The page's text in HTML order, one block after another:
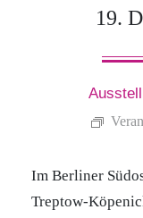
19.
Im Berliner
Treptow-